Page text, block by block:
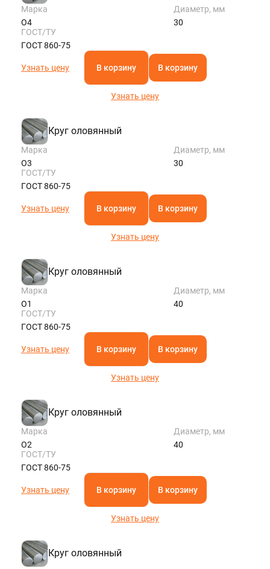
Марка
О4
Диаметр, мм
30
ГОСТ/ТУ
ГОСТ 860-75
Узнать цену В корзину В корзину
Узнать цену
Круг оловянный
Марка
О3
Диаметр, мм
30
ГОСТ/ТУ
ГОСТ 860-75
Узнать цену В корзину В корзину
Узнать цену
Круг оловянный
Марка
О1
Диаметр, мм
40
ГОСТ/ТУ
ГОСТ 860-75
Узнать цену В корзину В корзину
Узнать цену
Круг оловянный
Марка
О2
Диаметр, мм
40
ГОСТ/ТУ
ГОСТ 860-75
Узнать цену В корзину В корзину
Узнать цену
Круг оловянный